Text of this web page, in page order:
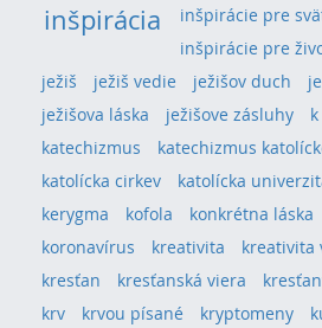
inšpirácia
inšpirácie pre
inšpirácie pre
ježiš
ježiš vedie ježišov duch
ježišova láska
ježišove zásluhy
katechizmus
katechizmus
katolícka cirkev
katolícka
kerygma
kofola konkrétna láska
koronavírus
kreativita
kreativita
kresťan
kresťanská viera
krv
krvou písané kryptomeny